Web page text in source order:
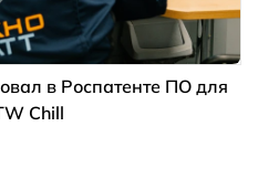
в Роспатенте ПО для
Chill